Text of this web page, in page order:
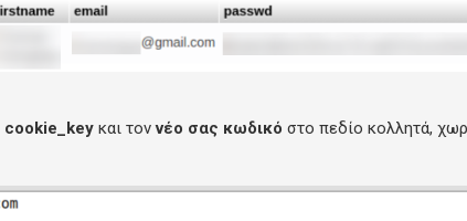
cookie_key και τον νέο σας κωδικό στο πεδίο κολλητά,